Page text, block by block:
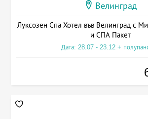
Велинград
Луксозен Спа Хотел във Велинград с
и СПА Пакет
Дата: 28.07 - 23.12 +